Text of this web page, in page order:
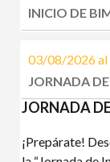
INICIO DE
03/08/2026
JORNADA
JORNADA
¡Prepárate!